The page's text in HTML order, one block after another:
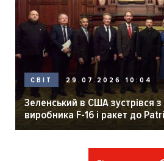
СВІТ 29.07.2026 10:04
Зеленський в США зустрівся
виробника F-16 і ракет до